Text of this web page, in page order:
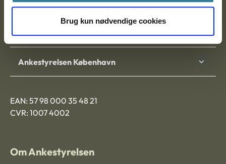
Brug kun nødvendige cookies
Ankestyrelsen Aalborg
Ankestyrelsen København
EAN: 57 98 000 35 48 21
CVR: 1007 4002
Om Ankestyrelsen